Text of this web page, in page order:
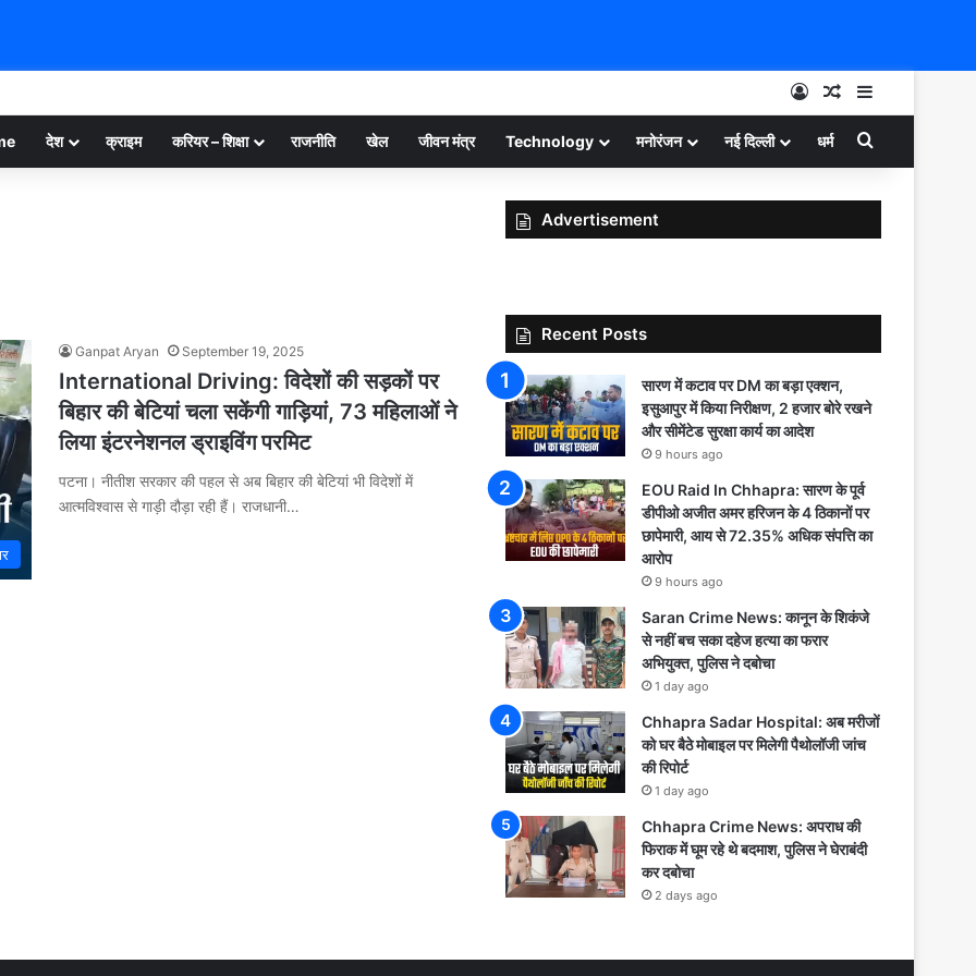
Log InRandom Article
Sidebar
देश क्राइम करियर – शिक्षा राजनीति खेल जीवन मंत्र Technology मनोरंजन नई दिल्ली धर्म Search for
Ganpat Aryan September 19, 2025
International Driving: विदेशों की सड़कों पर
बिहार की बेटियां चला सकेंगी गाड़ियां, 73 महिलाओं ने
लिया इंटरनेशनल ड्राइविंग परमिट
पटना। नीतीश सरकार की पहल से अब बिहार की बेटियां भी विदेशों में
आत्मविश्वास से गाड़ी दौड़ा रही हैं। राजधानी…
Advertisement
Recent Posts
सारण में कटाव पर DM का बड़ा एक्शन,
इसुआपुर में किया निरीक्षण, 2 हजार बोरे रखने
और सीमेंटेड सुरक्षा कार्य का आदेश
9 hours ago
EOU Raid In Chhapra: सारण के पूर्व
डीपीओ अजीत अमर हरिजन के 4 ठिकानों पर
छापेमारी, आय से 72.35% अधिक संपत्ति का
आरोप
9 hours ago
Saran Crime News: कानून के शिकंजे
से नहीं बच सका दहेज हत्या का फरार
अभियुक्त, पुलिस ने दबोचा
1 day ago
Chhapra Sadar Hospital: अब मरीजों
को घर बैठे मोबाइल पर मिलेगी पैथोलॉजी जांच
की रिपोर्ट
1 day ago
Chhapra Crime News: अपराध की
फिराक में घूम रहे थे बदमाश, पुलिस ने घेराबंदी
कर दबोचा
2 days ago